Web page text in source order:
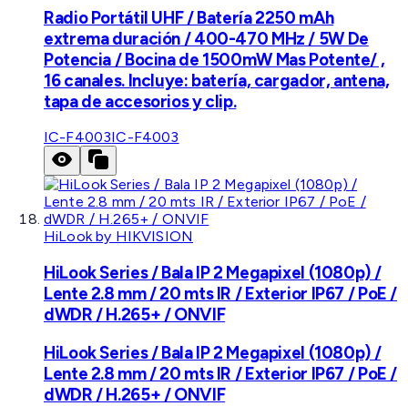
Radio Portátil UHF / Batería 2250 mAh
extrema duración / 400-470 MHz / 5W De
Potencia / Bocina de 1500mW Mas Potente/ ,
16 canales. Incluye: batería, cargador, antena,
tapa de accesorios y clip.
IC-F4003IC-F4003
HiLook by HIKVISION
HiLook Series / Bala IP 2 Megapixel (1080p) /
Lente 2.8 mm / 20 mts IR / Exterior IP67 / PoE /
dWDR / H.265+ / ONVIF
HiLook Series / Bala IP 2 Megapixel (1080p) /
Lente 2.8 mm / 20 mts IR / Exterior IP67 / PoE /
dWDR / H.265+ / ONVIF